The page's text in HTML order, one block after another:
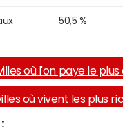
50,5 %
où l'on paye le plus
où vivent les plus